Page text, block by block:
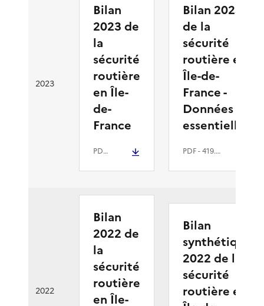
2023
Bilan
2023 de
la
sécurité
routière
en Île-
de-
France
PDF- 2.9 Mio
Bilan 2023
de la
sécurité
routière en
Île-de-
France -
Données
essentielles
PDF- 419.5 kio
2022
Bilan
2022 de
la
sécurité
routière
en Île-
Bilan
synthétique
2022 de la
sécurité
routière en